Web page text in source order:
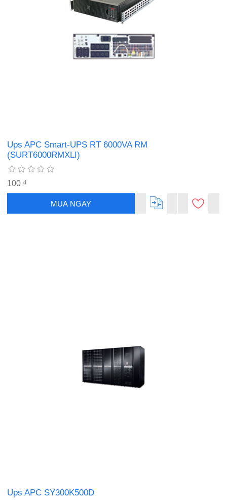
Ups APC Smart-UPS RT 6000VA RM
(SURT6000RMXLI)
100 ₫
MUA NGAY
Ups APC SY300K500D